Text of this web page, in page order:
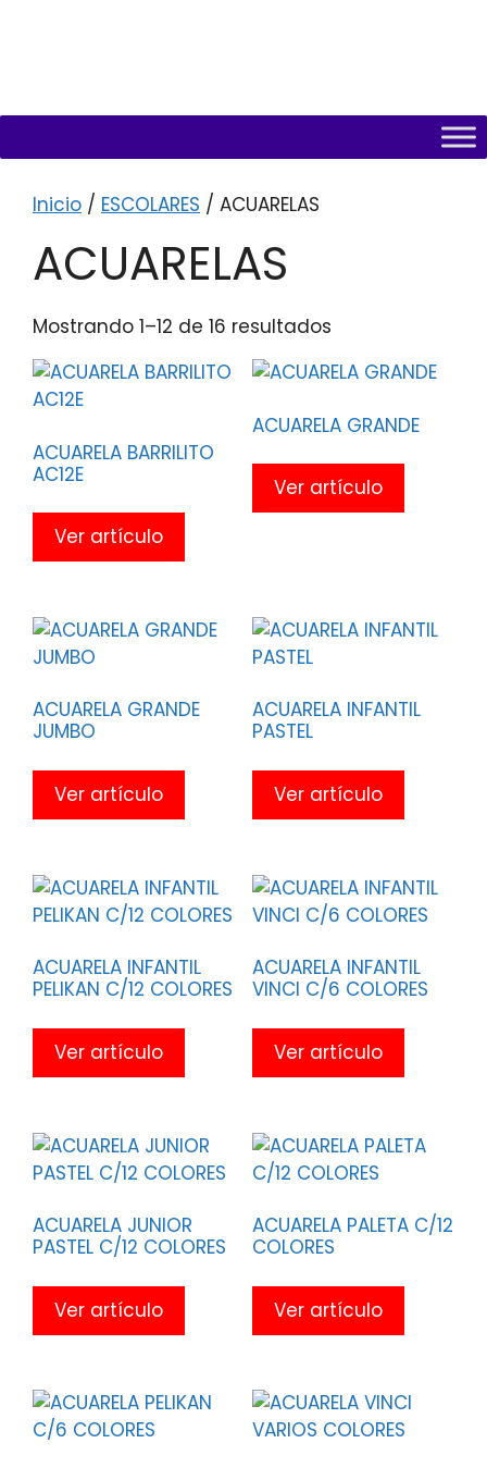
Inicio / ESCOLARES / ACUARELAS
ACUARELAS
Mostrando 1–12 de 16 resultados
ACUARELA BARRILITO
AC12E
Ver artículo
ACUARELA GRANDE
Ver artículo
ACUARELA GRANDE
JUMBO
Ver artículo
ACUARELA INFANTIL
PASTEL
Ver artículo
ACUARELA INFANTIL
PELIKAN C/12 COLORES
Ver artículo
ACUARELA INFANTIL
VINCI C/6 COLORES
Ver artículo
ACUARELA JUNIOR
PASTEL C/12 COLORES
Ver artículo
ACUARELA PALETA C/12
COLORES
Ver artículo